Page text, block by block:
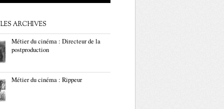
ARCHIVES
Métier du cinéma : Directeur de la
postproduction
Métier du cinéma : Rippeur